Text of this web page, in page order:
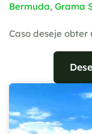
Bermuda, Grama
Caso deseje